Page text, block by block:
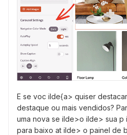
E se voc ilde{a> quiser
destaque ou mais vendidos?
uma nova se ilde>o ilde> sua
para baixo at ilde> o painel de